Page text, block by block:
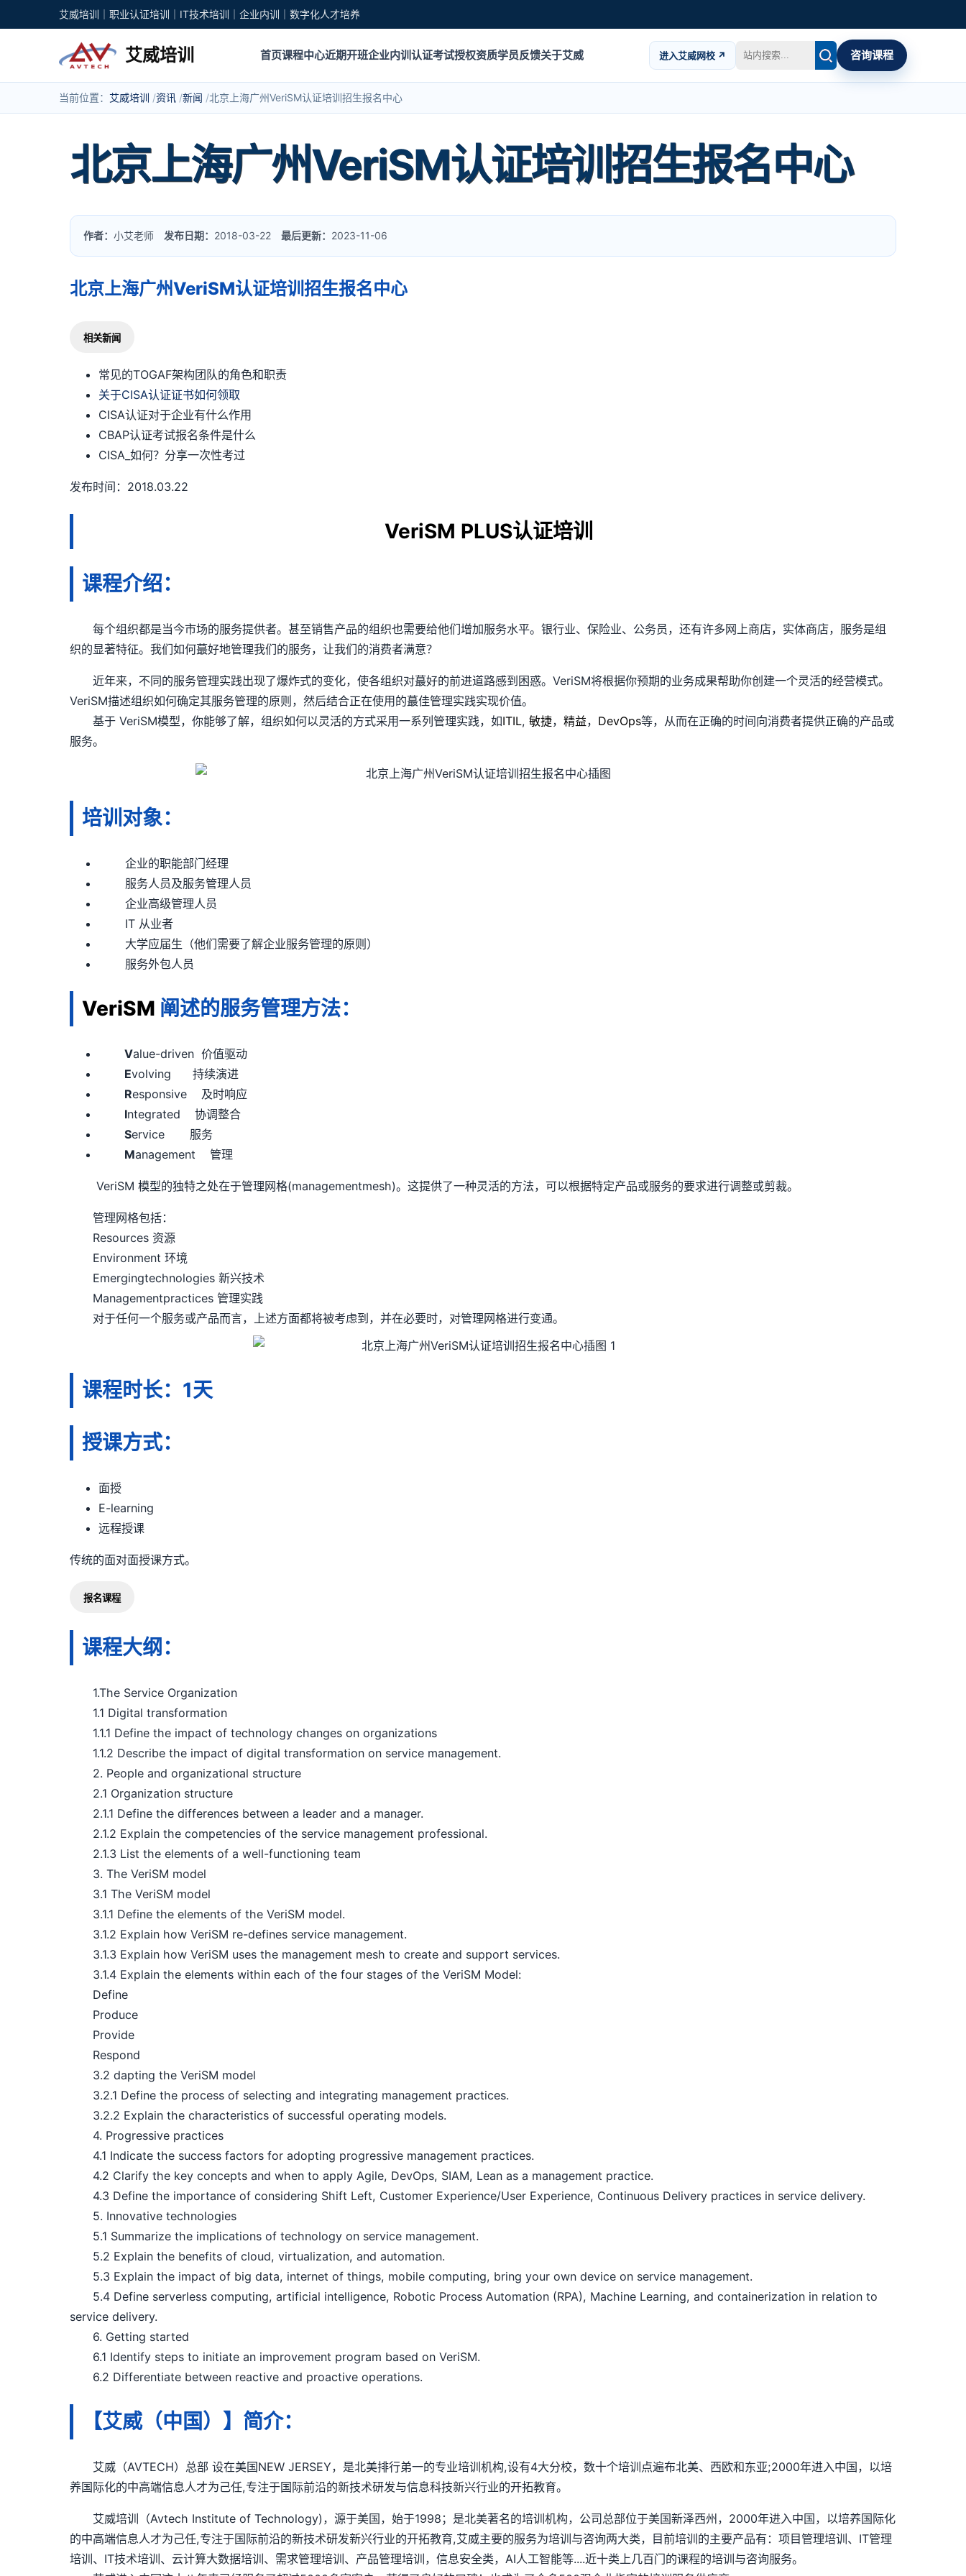
艾威培训｜职业认证培训｜IT技术培训｜企业内训｜数字化人才培养
艾威培训 首页课程中心近期开班企业内训认证考试授权资质学员反馈关于艾威 进入艾威网校 ↗ 咨询课程
当前位置： 艾威培训 资讯 新闻 北京上海广州VeriSM认证培训招生报名中心
北京上海广州VeriSM认证培训招生报名中心
作者：小艾老师 发布日期： 2018-03-22最后更新： 2023-11-06
北京上海广州VeriSM认证培训招生报名中心
相关新闻
常见的TOGAF架构团队的角色和职责
关于CISA认证证书如何领取
CISA认证对于企业有什么作用
CBAP认证考试报名条件是什么
CISA_如何？分享一次性考过
发布时间：2018.03.22
VeriSM PLUS认证培训
课程介绍：
每个组织都是当今市场的服务提供者。甚至销售产品的组织也需要给他们增加服务水平。银行业、保险业、公务员，还有许多网上商店，实体商店，服务是组
织的显著特征。我们如何蕞好地管理我们的服务，让我们的消费者满意？
近年来，不同的服务管理实践出现了爆炸式的变化，使各组织对蕞好的前进道路感到困惑。VeriSM将根据你预期的业务成果帮助你创建一个灵活的经营模式。
VeriSM描述组织如何确定其服务管理的原则，然后结合正在使用的蕞佳管理实践实现价值。
基于 VeriSM模型，你能够了解，组织如何以灵活的方式采用一系列管理实践，如ITIL,敏捷，精益， DevOps等，从而在正确的时间向消费者提供正确的产品或
服务。
培训对象：
企业的职能部门经理
服务人员及服务管理人员
企业高级管理人员
IT 从业者
大学应届生（他们需要了解企业服务管理的原则）
服务外包人员
VeriSM 阐述的服务管理方法：
Value-driven 价值驱动
Evolving 持续演进
Responsive 及时响应
Integrated 协调整合
Service 服务
Management 管理
VeriSM 模型的独特之处在于管理网格(managementmesh)。这提供了一种灵活的方法，可以根据特定产品或服务的要求进行调整或剪裁。
管理网格包括：
Resources 资源
Environment 环境
Emergingtechnologies 新兴技术
Managementpractices 管理实践
对于任何一个服务或产品而言，上述方面都将被考虑到，并在必要时，对管理网格进行变通。
课程时长：1天
授课方式：
面授
E-learning
远程授课
传统的面对面授课方式。
报名课程
课程大纲：
1.The Service Organization
1.1 Digital transformation
1.1.1 Define the impact of technology changes on organizations
1.1.2 Describe the impact of digital transformation on service management.
2. People and organizational structure
2.1 Organization structure
2.1.1 Define the differences between a leader and a manager.
2.1.2 Explain the competencies of the service management professional.
2.1.3 List the elements of a well-functioning team
3. The VeriSM model
3.1 The VeriSM model
3.1.1 Define the elements of the VeriSM model.
3.1.2 Explain how VeriSM re-defines service management.
3.1.3 Explain how VeriSM uses the management mesh to create and support services.
3.1.4 Explain the elements within each of the four stages of the VeriSM Model:
Define
Produce
Provide
Respond
3.2 dapting the VeriSM model
3.2.1 Define the process of selecting and integrating management practices.
3.2.2 Explain the characteristics of successful operating models.
4. Progressive practices
4.1 Indicate the success factors for adopting progressive management practices.
4.2 Clarify the key concepts and when to apply Agile, DevOps, SIAM, Lean as a management practice.
4.3 Define the importance of considering Shift Left, Customer Experience/User Experience, Continuous Delivery practices in service delivery.
5. Innovative technologies
5.1 Summarize the implications of technology on service management.
5.2 Explain the benefits of cloud, virtualization, and automation.
5.3 Explain the impact of big data, internet of things, mobile computing, bring your own device on service management.
5.4 Define serverless computing, artificial intelligence, Robotic Process Automation (RPA), Machine Learning, and containerization in relation to
service delivery.
6. Getting started
6.1 Identify steps to initiate an improvement program based on VeriSM.
6.2 Differentiate between reactive and proactive operations.
【艾威（中国）】简介：
艾威（AVTECH）总部 设在美国NEW JERSEY，是北美排行弟一的专业培训机构,设有4大分校，数十个培训点遍布北美、西欧和东亚;2000年进入中国，以培
养国际化的中高端信息人才为己任,专注于国际前沿的新技术研发与信息科技新兴行业的开拓教育。
艾威培训（Avtech Institute of Technology)，源于美国，始于1998；是北美著名的培训机构，公司总部位于美国新泽西州，2000年进入中国，以培养国际化
的中高端信息人才为己任,专注于国际前沿的新技术研发新兴行业的开拓教育,艾威主要的服务为培训与咨询两大类，目前培训的主要产品有：项目管理培训、IT管理
培训、IT技术培训、云计算大数据培训、需求管理培训、产品管理培训，信息安全类，AI人工智能等....近十类上几百门的课程的培训与咨询服务。